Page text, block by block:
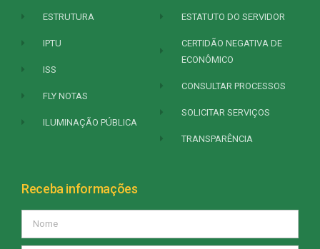
ESTRUTURA
IPTU
ISS
FLY NOTAS
ILUMINAÇÃO PÚBLICA
ESTATUTO DO SERVIDOR
CERTIDÃO NEGATIVA DE
ECONÔMICO
CONSULTAR PROCESSOS
SOLICITAR SERVIÇOS
TRANSPARÊNCIA
Receba informações